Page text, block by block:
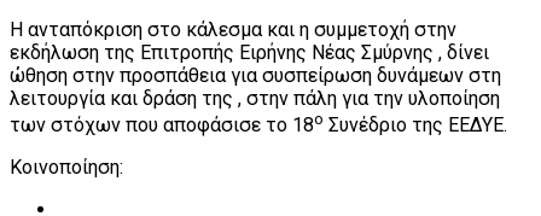
Η ανταπόκριση στο κάλεσμα και η συμμετοχή στην
εκδήλωση της Επιτροπής Ειρήνης Νέας Σμύρνης , δίνει
ώθηση στην προσπάθεια για συσπείρωση δυνάμεων στη
λειτουργία και δράση της , στην πάλη για την υλοποίηση
των στόχων που αποφάσισε το 18ο Συνέδριο της ΕΕΔΥΕ.
Κοινοποίηση: